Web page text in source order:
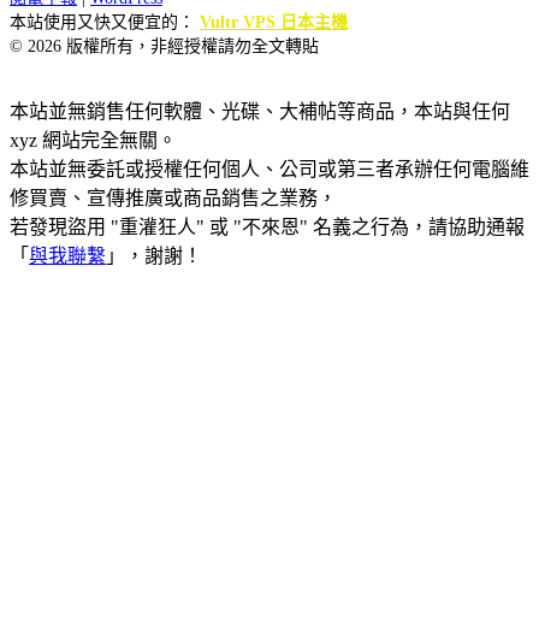
本站使用又快又便宜的： Vultr VPS 日本主機
© 2026 版權所有，非經授權請勿全文轉貼
本站並無銷售任何軟體、光碟、大補帖等商品，本站與任何
xyz 網站完全無關。
本站並無委託或授權任何個人、公司或第三者承辦任何電腦維
修買賣、宣傳推廣或商品銷售之業務，
若發現盜用 "重灌狂人" 或 "不來恩" 名義之行為，請協助通報
「 與我聯繫 」，謝謝！